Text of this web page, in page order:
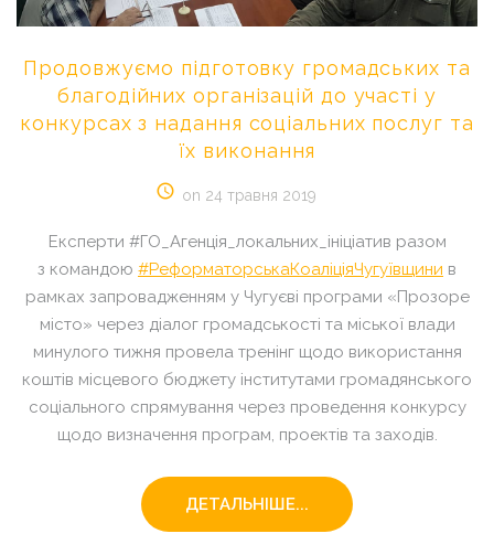
Продовжуємо підготовку громадських та
благодійних організацій до участі у
конкурсах з надання соціальних послуг та
їх виконання
on 24 травня 2019
Експерти #ГО_Агенція_локальних_ініціатив разом
з командою #РеформаторськаКоаліціяЧугуївщини в
рамках запровадженням у Чугуєві програми «Прозоре
місто» через діалог громадськості та міської влади
минулого тижня провела тренінг щодо використання
коштів місцевого бюджету інститутами громадянського
соціального спрямування через проведення конкурсу
щодо визначення програм, проектів та заходів.
ДЕТАЛЬНІШЕ...